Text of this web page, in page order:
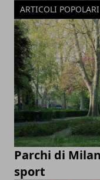
ARTICOLI POPOLARI
Parchi di
sport